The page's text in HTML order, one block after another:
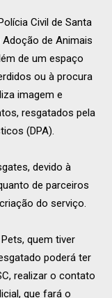
Civil de Santa
de Animais
de um espaço
ou à procura
imagem e
resgatados pela
(DPA).
devido à
de parceiros
do serviço.
quem tiver
poderá ter
realizar o contato
que fará o